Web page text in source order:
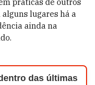
práticas de outros
lugares há a
ainda na
das últimas